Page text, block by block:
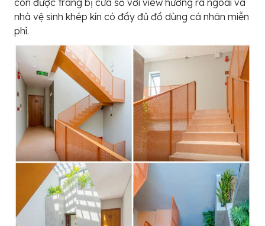
nhà vệ sinh khép kín có đầy đủ đồ dùng cá nhân miễn
phí.